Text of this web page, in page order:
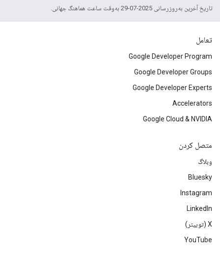
تاریخ آخرین به‌روزرسانی 2025-07-29 به‌وقت ساعت هماهنگ جهانی.
تعامل
Google Developer Program
Google Developer Groups
Google Developer Experts
Accelerators
Google Cloud & NVIDIA
متصل کردن
وبلاگ
Bluesky
Instagram
LinkedIn
‫X (توییتر)
YouTube